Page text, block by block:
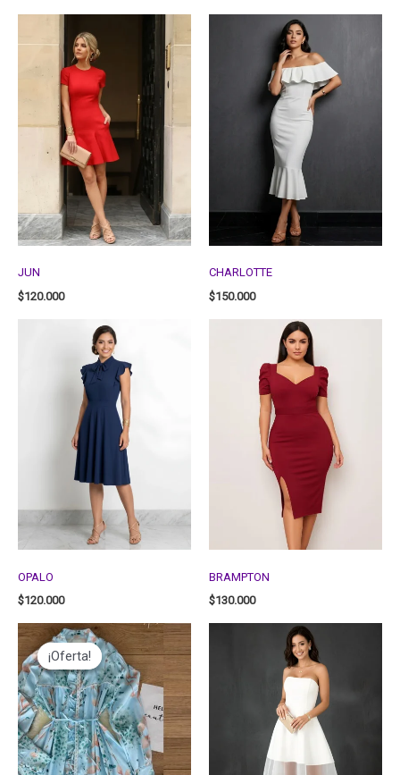
JUN
$120.000
CHARLOTTE
$150.000
OPALO
$120.000
BRAMPTON
$130.000
¡Oferta!
¡Oferta!